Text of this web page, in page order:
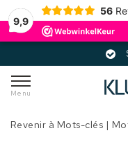
9,9
56
Sterk in
Menu
Revenir à Mots-clés |